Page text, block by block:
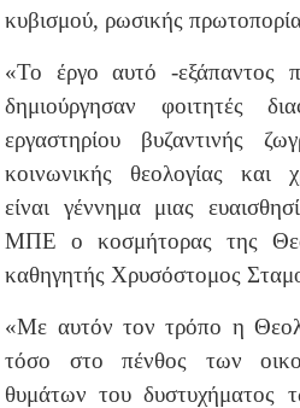
κυβισμού, ρωσικής
«Το έργο αυτό -εξάπαντος
δημιούργησαν φοιτητές
εργαστηρίου βυζαντινής
κοινωνικής θεολογίας και
είναι γέννημα μιας
ΜΠΕ ο κοσμήτορας της
καθηγητής Χρυσόστομος
«Με αυτόν τον τρόπο η
τόσο στο πένθος των
θυμάτων του δυστυχήματος